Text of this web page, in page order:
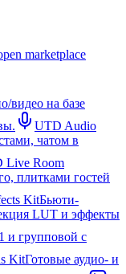
marketplace
видео на базе
UTD Audio
чатом в
Live Room
плитками гостей
KitБьюти-
LUT и эффекты
и групповой с
KitГотовые аудио- и